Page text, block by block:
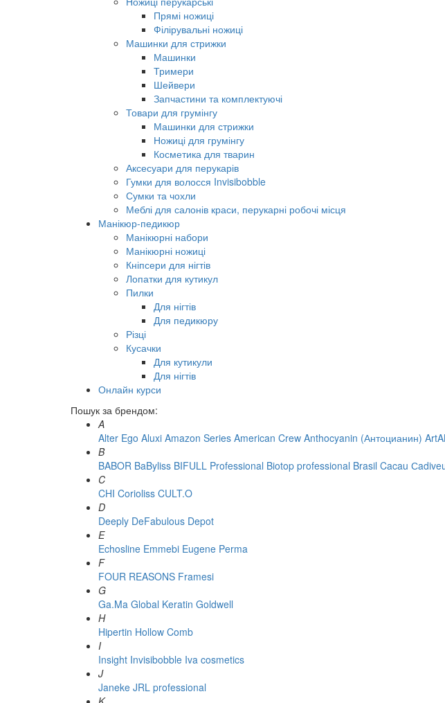
Прямі ножиці
Філірувальні ножиці
Машинки для стрижки
Машинки
Тримери
Шейвери
Запчастини та комплектуючі
Товари для грумінгу
Машинки для стрижки
Ножиці для грумінгу
Косметика для тварин
Аксесуари для перукарів
Гумки для волосся Invisibobble
Сумки та чохли
Меблі для салонів краси, перукарні робочі місця
Манікюр-педикюр
Манікюрні набори
Манікюрні ножиці
Кніпсери для нігтів
Лопатки для кутикул
Пилки
Для нігтів
Для педикюру
Різці
Кусачки
Для кутикули
Для нігтів
Онлайн курси
Пошук за брендом:
A
Alter Ego Aluxi Amazon Series American Crew Anthocyanin (Антоцианин)
B
BABOR BaByliss BIFULL Professional Biotop professional Brasil Cacau
C
CHI Corioliss CULT.O
D
Deeply DeFabulous Depot
E
Echosline Emmebi Eugene Perma
F
FOUR REASONS Framesi
G
Ga.Ma Global Keratin Goldwell
H
Hipertin Hollow Comb
I
Insight Invisibobble Iva cosmetics
J
Janeke JRL professional